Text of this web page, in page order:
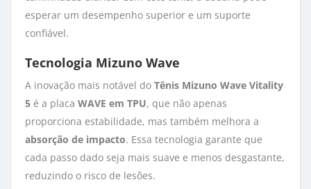
esperar um desempenho superior e um suporte
confiável.
Tecnologia Mizuno Wave
A inovação mais notável do Tênis Mizuno Wave Vitality
5 é a placa WAVE em TPU, que não apenas
proporciona estabilidade, mas também melhora a
absorção de impacto. Essa tecnologia garante que
cada passo dado seja mais suave e menos desgastante,
reduzindo o risco de lesões.